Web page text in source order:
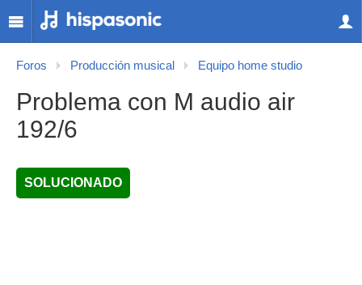
Foros Producción musical Equipo home studio
Problema con M audio air
192/6
SOLUCIONADO